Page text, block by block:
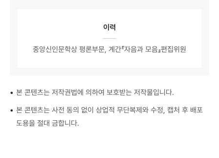
이력
중앙신인문학상 평론부문, 계간『자음과 모음』편집위원
• 본 콘텐츠는 저작권법에 의하여 보호받는 저작물입니다.
• 본 콘텐츠는 사전 동의 없이 상업적 무단복제와 수정, 캡처 후 배포
도용을 절대 금합니다.